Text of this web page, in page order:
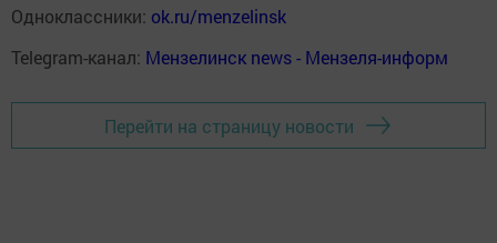
Одноклассники: ok.ru/menzelinsk
Telegram-канал: Мензелинск news - Мензеля-информ
Перейти на страницу новости